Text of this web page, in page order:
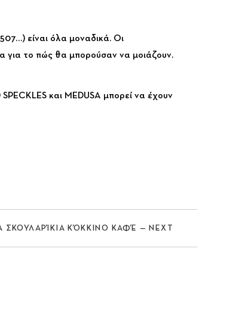
είναι όλα μοναδικά. Οι
για το πώς θα μπορούσαν να μοιάζουν.
και MEDUSA μπορεί να έχουν
ΣΚΟΥΛΑΡΊΚΙΑ ΚΌΚΚΙΝΟ ΚΑΦΈ — NEXT